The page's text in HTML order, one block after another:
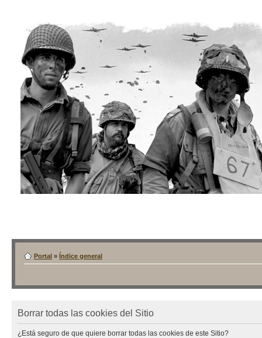
Portal » Índice general
Borrar todas las cookies del Sitio
¿Está seguro de que quiere borrar todas las cookies de este Sitio?